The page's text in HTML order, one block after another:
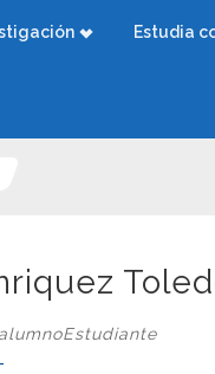
Estudia